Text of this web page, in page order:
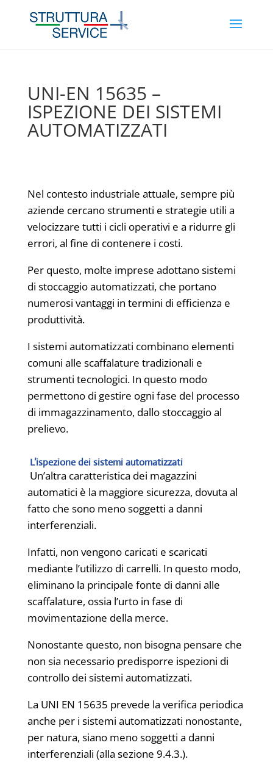
UNI-EN 15635 –
ISPEZIONE DEI SISTEMI
AUTOMATIZZATI
Nel contesto industriale attuale, sempre più
aziende cercano strumenti e strategie utili a
velocizzare tutti i cicli operativi e a ridurre gli
errori, al fine di contenere i costi.
Per questo, molte imprese adottano sistemi
di stoccaggio automatizzati, che portano
numerosi vantaggi in termini di efficienza e
produttività.
I sistemi automatizzati combinano elementi
comuni alle scaffalature tradizionali e
strumenti tecnologici. In questo modo
permettono di gestire ogni fase del processo
di immagazzinamento, dallo stoccaggio al
prelievo.
L’ispezione dei sistemi automatizzati
Un’altra caratteristica dei magazzini
automatici è la maggiore sicurezza, dovuta al
fatto che sono meno soggetti a danni
interferenziali.
Infatti, non vengono caricati e scaricati
mediante l’utilizzo di carrelli. In questo modo,
eliminano la principale fonte di danni alle
scaffalature, ossia l’urto in fase di
movimentazione della merce.
Nonostante questo, non bisogna pensare che
non sia necessario predisporre ispezioni di
controllo dei sistemi automatizzati.
La UNI EN 15635 prevede la verifica periodica
anche per i sistemi automatizzati nonostante,
per natura, siano meno soggetti a danni
interferenziali (alla sezione 9.4.3.).